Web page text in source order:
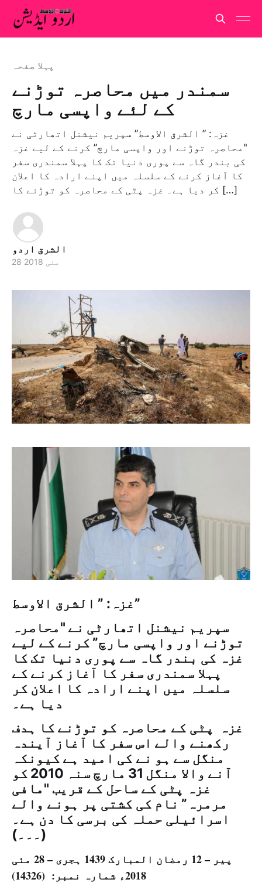
پہلا صفحہ
سمندر میں محاصرہ توڑنے
کے لئے واپسی مارچ
غزہ: ” الشرق الاوسط” سپریم نیشنل اتھارٹی نے
"محاصرہ توڑنے اور واپسی مارچ” کرنے کے لیے غزہ
کی بندر گاہ سے پوری دنیا تک کا پہلا سمندری سفر
کا آغاز کرنے کے سلسلہ میں اپنے ارادہ کا اعلان
کر دیا ہے۔ غزہ پٹی کے محاصرہ کو توڑنے کا […]
الشرق اردو
28 مئی 2018
غزہ: ” الشرق الاوسط”
سپریم نیشنل اتھارٹی نے "محاصرہ
توڑنے اور واپسی مارچ” کرنے کے لیے
غزہ کی بندر گاہ سے پوری دنیا تک کا
پہلا سمندری سفر کا آغاز کرنے کے
سلسلہ میں اپنے ارادہ کا اعلان کر
دیا ہے۔
غزہ پٹی کے محاصرہ کو توڑنے کا ہدف
رکھنے والے اس سفر کا آغاز آیندہ
منگل سے ہو نے کی امید ہے کیونکہ
آنے والا منگل 31 مارچ سنہ 2010 کو
غزہ پٹی کے ساحل کے قریب "مافی
مرمرہ” نام کی کشتی پر ہونے والے
اسرائیلی حملہ کی برسی کا دن ہے۔
(۔۔۔)
پیر – 12 رمضان المبارک 1439 ہجری – 28 مئی
2018ء شمارہ نمبر: (14326)